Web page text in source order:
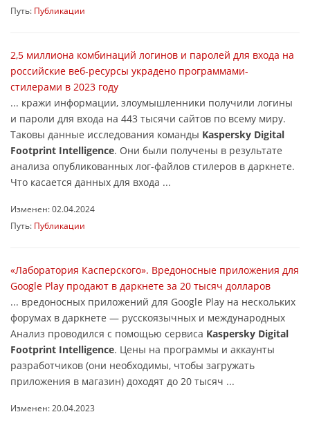
Путь: Публикации
2,5 миллиона комбинаций логинов и паролей для входа на
российские веб-ресурсы украдено программами-
стилерами в 2023 году
... кражи информации, злоумышленники получили логины
и пароли для входа на 443 тысячи сайтов по всему миру.
Таковы данные исследования команды Kaspersky Digital
Footprint Intelligence. Они были получены в результате
анализа опубликованных лог-файлов стилеров в даркнете.
Что касается данных для входа ...
Изменен: 02.04.2024
Путь: Публикации
«Лаборатория Касперского». Вредоносные приложения для
Google Play продают в даркнете за 20 тысяч долларов
... вредоносных приложений для Google Play на нескольких
форумах в даркнете — русскоязычных и международных
Анализ проводился с помощью сервиса Kaspersky Digital
Footprint Intelligence. Цены на программы и аккаунты
разработчиков (они необходимы, чтобы загружать
приложения в магазин) доходят до 20 тысяч ...
Изменен: 20.04.2023